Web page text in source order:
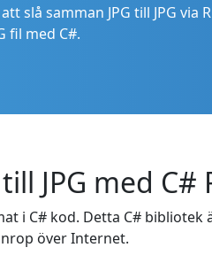
slå samman JPG till JPG via
fil med C#.
JPG med C#
i C# kod. Detta C#
över Internet.